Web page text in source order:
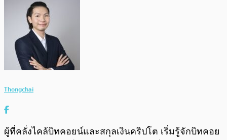
Thongchai
ผู้ที่คลั่งไคล้บิทคอยน์และสกุลเงินคริปโต เริ่มรู้จักบิทคอย